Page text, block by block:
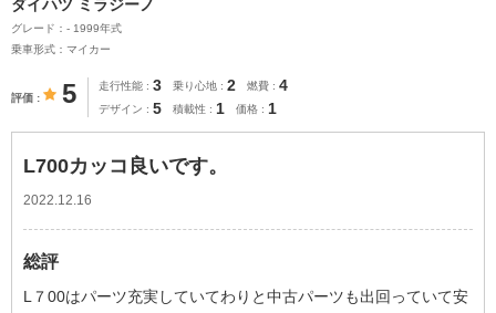
ダイハツ ミラジーノ
グレード：- 1999年式
乗車形式：マイカー
評価 5 走行性能 3 乗り心地 2 燃費 4
デザイン 5 積載性 1 価格 1
L700カッコ良いです。
2022.12.16
総評
L７00はパーツ充実していてわりと中古パーツも出回っていて安